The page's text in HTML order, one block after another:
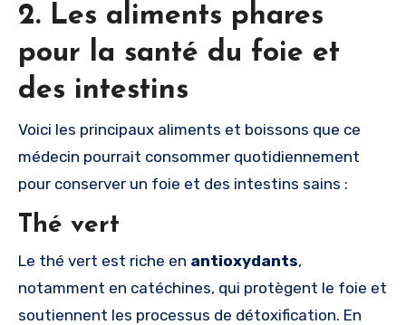
2. Les aliments phares
pour la santé du foie et
des intestins
Voici les principaux aliments et boissons que ce
médecin pourrait consommer quotidiennement
pour conserver un foie et des intestins sains :
Thé vert
Le thé vert est riche en antioxydants,
notamment en catéchines, qui protègent le foie et
soutiennent les processus de détoxification. En